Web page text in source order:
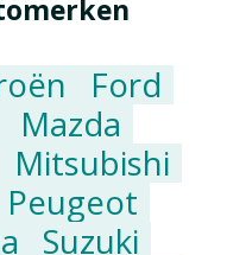
Ford
Mazda
Mitsubishi
Peugeot
Suzuki